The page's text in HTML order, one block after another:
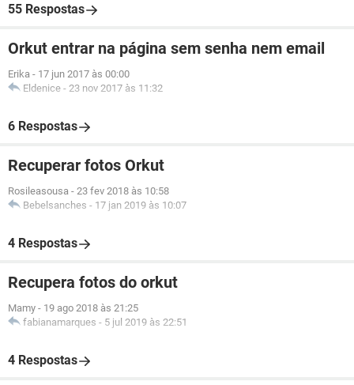
55 Respostas
Orkut entrar na página sem senha nem email
Erika - 17 jun 2017 às 00:00
Eldenice - 23 nov 2017 às 11:32
6 Respostas
Recuperar fotos Orkut
Rosileasousa - 23 fev 2018 às 10:58
Bebelsanches - 17 jan 2019 às 10:07
4 Respostas
Recupera fotos do orkut
Mamy - 19 ago 2018 às 21:25
fabianamarques - 5 jul 2019 às 22:51
4 Respostas